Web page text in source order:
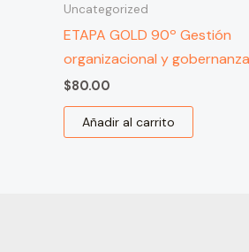
Uncategorized
ETAPA GOLD 90º Gestión
organizacional y gobernanza
$80.00
Añadir al carrito